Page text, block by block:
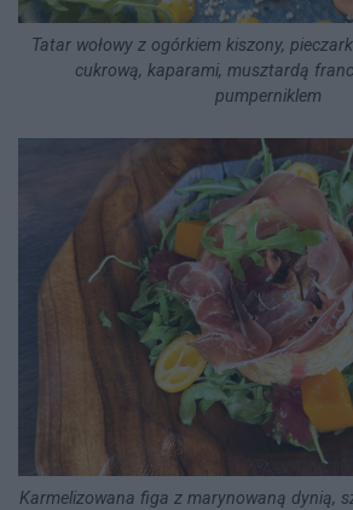
Tatar wołowy z ogórkiem kiszony,
cukrową, kaparami, musztardą
pumperniklem
Karmelizowana figa z marynowaną dynią,